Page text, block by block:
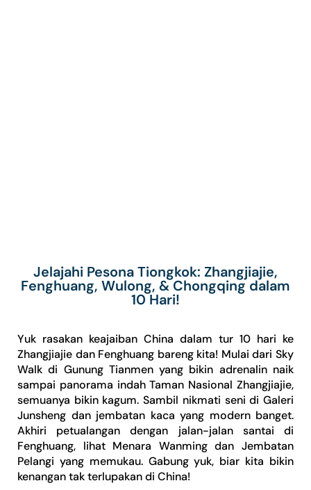
Jelajahi Pesona Tiongkok: Zhangjiajie,
Fenghuang, Wulong, & Chongqing dalam
10 Hari!
Yuk rasakan keajaiban China dalam tur 10 hari ke
Zhangjiajie dan Fenghuang bareng kita! Mulai dari Sky
Walk di Gunung Tianmen yang bikin adrenalin naik
sampai panorama indah Taman Nasional Zhangjiajie,
semuanya bikin kagum. Sambil nikmati seni di Galeri
Junsheng dan jembatan kaca yang modern banget.
Akhiri petualangan dengan jalan-jalan santai di
Fenghuang, lihat Menara Wanming dan Jembatan
Pelangi yang memukau. Gabung yuk, biar kita bikin
kenangan tak terlupakan di China!